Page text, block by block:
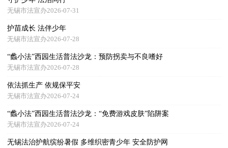
无锡市法宣办2026-07-31
护苗成长 法伴少年
无锡市法宣办2026-07-28
“蠡小法”西园生活普法沙龙：预防拐卖与不良嗜好
无锡市法宣办2026-07-28
依法抓生产 依规保平安
无锡市法宣办2026-07-24
“蠡小法”西园生活普法沙龙：“免费游戏皮肤”陷阱案
无锡市法宣办2026-07-24
无锡法治护航缤纷暑假 多维织密青少年 安全防护网